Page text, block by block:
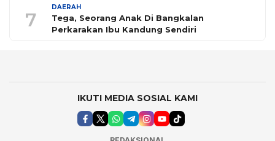
7
DAERAH
Tega, Seorang Anak Di Bangkalan
Perkarakan Ibu Kandung Sendiri
IKUTI MEDIA SOSIAL KAMI